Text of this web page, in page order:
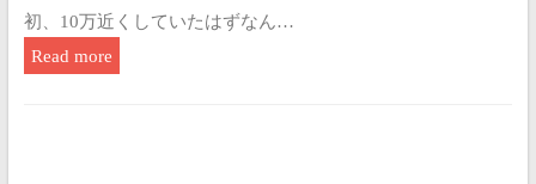
初、10万近くしていたはずなん…
Read more